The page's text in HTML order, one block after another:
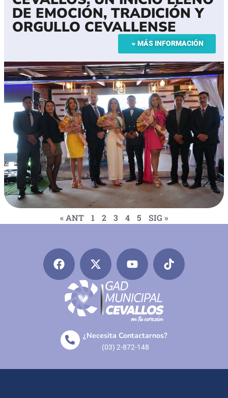
DE EMOCIÓN, TRADICIÓN Y
ORGULLO CEVALLENSE
MÁS INFORMACIÓN
« ANT 1 2 3 4 5 SIG »
¿Necesita Contactarnos?
(03) 2-872-148